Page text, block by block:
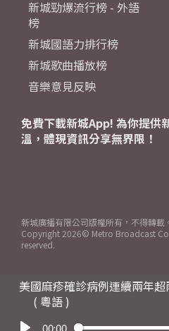
美國麻疹確診病例連續兩年超
( 粵語 )
00:00
新城勁爆流行榜 - 外語
榜
新城國語力排行榜
新城歌曲播放榜
音樂意見反映
免費下載新城App! 為你提供
溫，體現資訊分享無界限！
新城廣播有限公司版權所有，不得轉載
Copyright 2026© Metro Broadcast
reserved.